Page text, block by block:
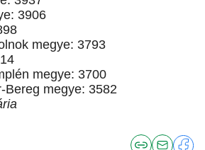
3906
megye: 3793
megye: 3700
Bereg megye: 3582